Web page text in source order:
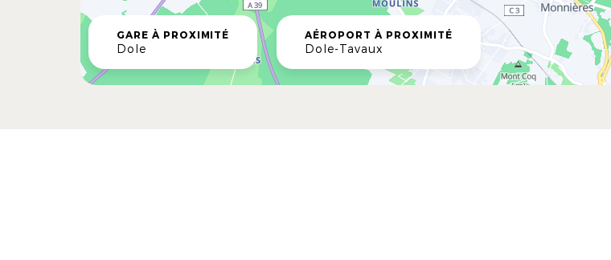
GARE À PROXIMITÉ
Dole
AÉROPORT À PROXIMITÉ
Dole-Tavaux